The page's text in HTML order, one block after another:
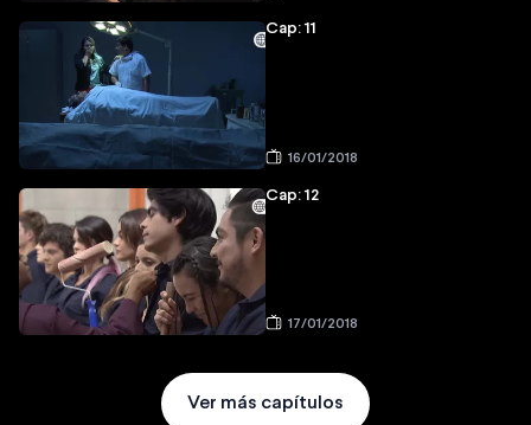
Cap: 11
16/01/2018
Cap: 12
17/01/2018
Ver más capítulos